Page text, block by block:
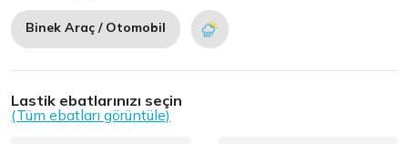
Binek Araç / Otomobil
Lastik ebatlarınızı seçin
(Tüm ebatları görüntüle)